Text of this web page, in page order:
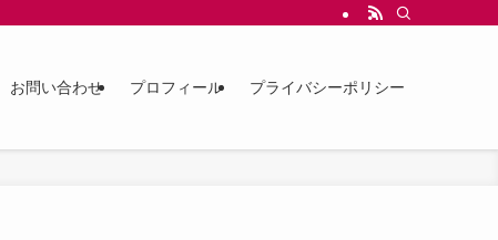
お問い合わせ プロフィール プライバシーポリシー